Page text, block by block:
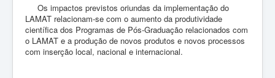
Os impactos previstos oriundas da implementação do
LAMAT relacionam-se com o aumento da produtividade
científica dos Programas de Pós-Graduação relacionados com
o LAMAT e a produção de novos produtos e novos processos
com inserção local, nacional e internacional.